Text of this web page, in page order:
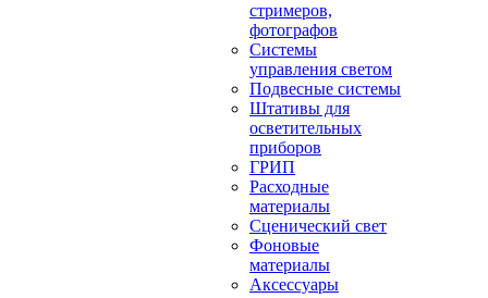
стримеров,
фотографов
Системы
управления светом
Подвесные системы
Штативы для
осветительных
приборов
ГРИП
Расходные
материалы
Сценический свет
Фоновые
материалы
Аксессуары